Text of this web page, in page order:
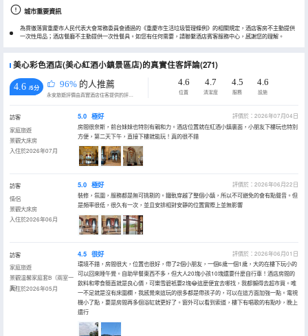
城市重要資訊
為貫徹落實重慶市人民代表大會常務委員會通過的《重慶市生活垃圾管理條例》的相關規定，酒店客房不主動提供
一次性用品；酒店餐廳不主動提供一次性餐具。如您有任何需要，請聯繫酒店賓客服務中心，感謝您的理解。
美心彩色酒店(美心紅酒小鎮景區店)的真實住客評論(271)
4.6 /5分 96% 的人推薦
永安旅遊評價由真實酒店住客提供的評價。
4.6
位置
4.7
清潔度
4.5
服務
4.6
設施
訪客
家庭旅遊
景觀大床房
入住於2026年07月
5.0 極好
評價於：2026年07月04日
房間很奈斯，前台妹妹也特別有親和力。酒店位置就在紅酒小鎮裏面，小朋友下樓玩也特別
方便，第二天下午，直接下樓就能玩！真的很不錯
訪客
情侶
景觀大床房
入住於2026年06月
5.0 極好
評價於：2026年06月22日
裝修，氛圍，服務都是無可挑剔的。鐵軌穿越了整個小鎮，所以不可避免的會有點聲音。但
是頻率很低，很久有一次，並且安排相對安靜的位置實際上並無影響
訪客
家庭旅遊
景觀温馨家庭套B（兩室一
廳）
入住於2026年05月
4.5 很好
評價於：2026年06月01日
環境不錯，房間很大，位置也很好，帶了2個小朋友，一個6歲一個1歲，大的在樓下玩小的
可以回來睡午覺。自助早餐東西不多，但大人20塊小孩10塊還要什麼自行車！酒店房間的
飲料和零食簡直就是良心價，可樂雪碧衹要2塊😂這麼便宜去哪找，我都懶得去超市買。唯
一不足就是沒有床圍欄，我感覺來這玩的很多都是帶孩子的，可以在這方面加強一點。電視
機小了點，要是房間再多個浴缸就更好了。窗外可以看到索道，樓下有唱歌的有點吵，晚上
還行